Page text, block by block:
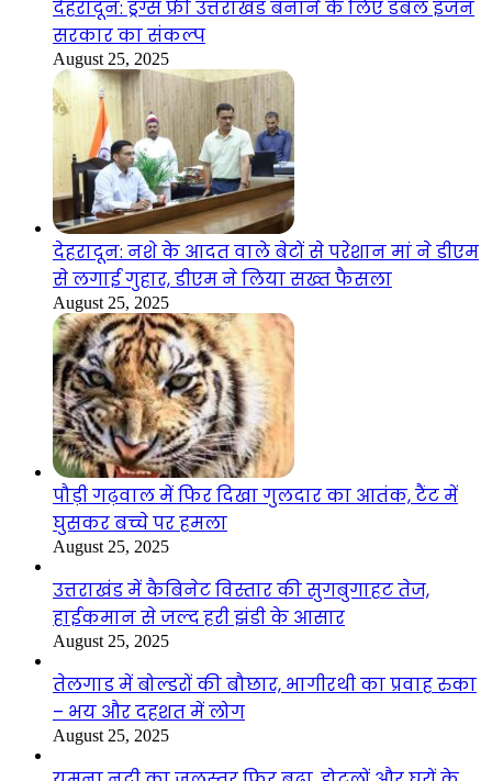
देहरादून: ड्रग्स फ्री उत्तराखंड बनाने के लिए डबल इंजन
सरकार का संकल्प
August 25, 2025
देहरादून: नशे के आदत वाले बेटों से परेशान मां ने डीएम
से लगाई गुहार, डीएम ने लिया सख्त फैसला
August 25, 2025
पौड़ी गढ़वाल में फिर दिखा गुलदार का आतंक, टैंट में
घुसकर बच्चे पर हमला
August 25, 2025
उत्तराखंड में कैबिनेट विस्तार की सुगबुगाहट तेज,
हाईकमान से जल्द हरी झंडी के आसार
August 25, 2025
तेलगाड में बोल्डरों की बौछार, भागीरथी का प्रवाह रुका
– भय और दहशत में लोग
August 25, 2025